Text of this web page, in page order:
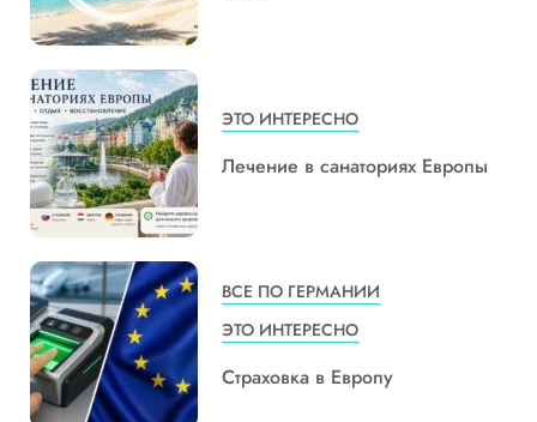
ЭТО ИНТЕРЕСНО
Лечение в санаториях Европы
ВСЕ ПО ГЕРМАНИИ
ЭТО ИНТЕРЕСНО
Страховка в Европу